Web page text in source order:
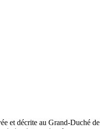
et décrite au Grand-Duché de